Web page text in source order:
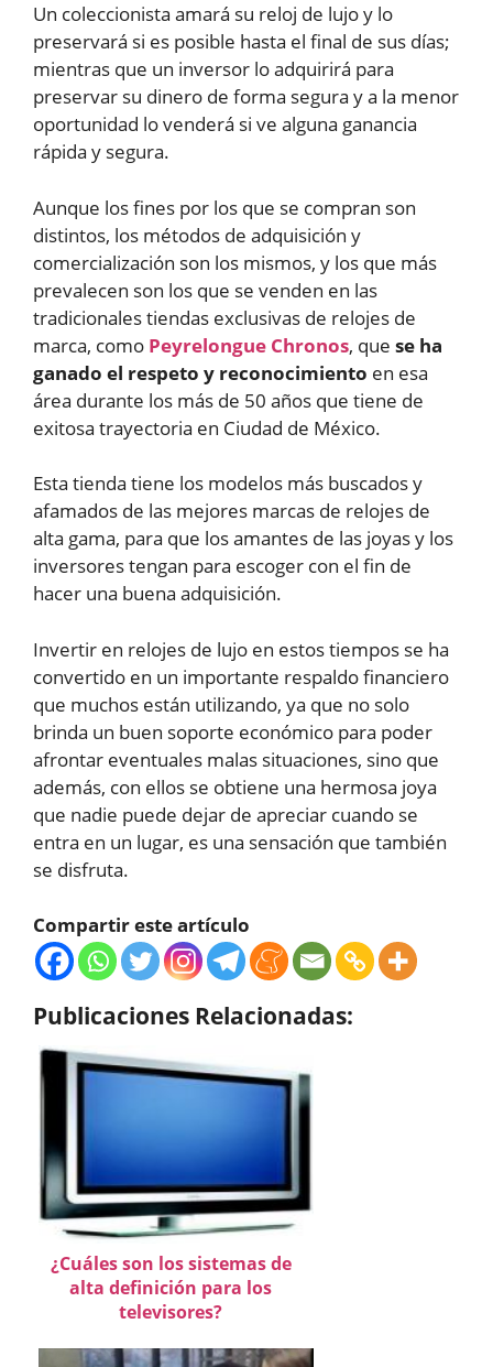
Un coleccionista amará su reloj de lujo y lo
preservará si es posible hasta el final de sus días;
mientras que un inversor lo adquirirá para
preservar su dinero de forma segura y a la menor
oportunidad lo venderá si ve alguna ganancia
rápida y segura.
Aunque los fines por los que se compran son
distintos, los métodos de adquisición y
comercialización son los mismos, y los que más
prevalecen son los que se venden en las
tradicionales tiendas exclusivas de relojes de
marca, como Peyrelongue Chronos, que se ha
ganado el respeto y reconocimiento en esa
área durante los más de 50 años que tiene de
exitosa trayectoria en Ciudad de México.
Esta tienda tiene los modelos más buscados y
afamados de las mejores marcas de relojes de
alta gama, para que los amantes de las joyas y los
inversores tengan para escoger con el fin de
hacer una buena adquisición.
Invertir en relojes de lujo en estos tiempos se ha
convertido en un importante respaldo financiero
que muchos están utilizando, ya que no solo
brinda un buen soporte económico para poder
afrontar eventuales malas situaciones, sino que
además, con ellos se obtiene una hermosa joya
que nadie puede dejar de apreciar cuando se
entra en un lugar, es una sensación que también
se disfruta.
Compartir este artículo
Publicaciones Relacionadas:
¿Cuáles son los sistemas de
alta definición para los
televisores?